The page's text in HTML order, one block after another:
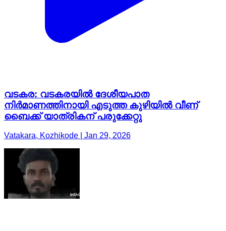
വടകര: വടകരയിൽ ദേശീയപാത
നിർമാണത്തിനായി എടുത്ത കുഴിയിൽ വീണ്
ബൈക്ക് യാത്രികന് പരുക്കേറ്റു
Vatakara, Kozhikode | Jan 29, 2026